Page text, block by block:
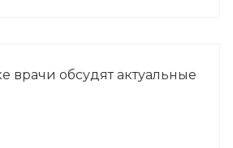
врачи обсудят актуальные